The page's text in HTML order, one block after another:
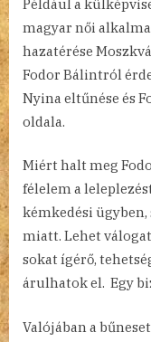
Például a
magyar női
hazatérése
Fodor Bálintról
Nyina eltűnése és
oldala.
Miért halt meg
félelem a
kémkedési
miatt. Lehet
sokat ígérő,
árulhatok el. Egy
Valójában a